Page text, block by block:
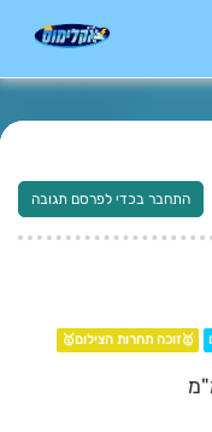
התחבר בכדי לפרסם תגובה
🥇זוכה תחרות הצילום🥇